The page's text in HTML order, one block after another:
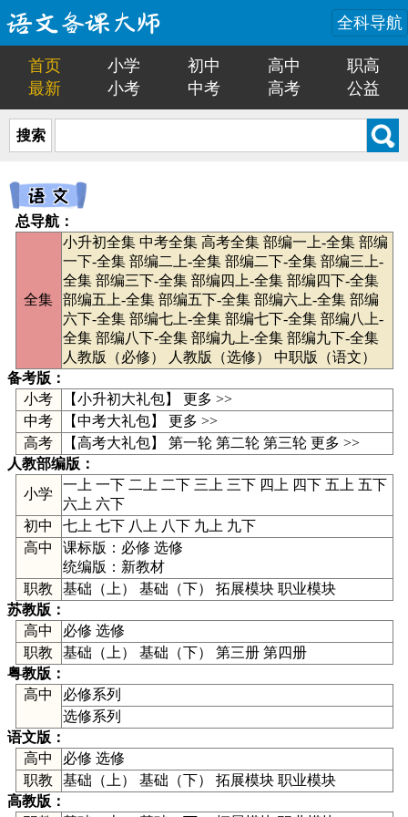
全科导航
首页 小学 初中 高中
职高
最新
小考 中考 高考 公益
搜索
总导航：
全集
小升初全集 中考全集 高考全集 部编一上-全集 部编
一下-全集 部编二上-全集 部编二下-全集 部编三上-
全集 部编三下-全集 部编四上-全集 部编四下-全集
部编五上-全集 部编五下-全集 部编六上-全集 部编
六下-全集 部编七上-全集 部编七下-全集 部编八上-
全集 部编八下-全集 部编九上-全集 部编九下-全集
人教版（必修）
人教版（选修）
中职版（语文）
备考版：
小考
【小升初大礼包】 更多 >>
中考
【中考大礼包】 更多 >>
高考
【高考大礼包】 第一轮 第二轮 第三轮 更多 >>
人教部编版 ：
小学
一上 一下 二上 二下 三上 三下 四上 四下 五上 五下
六上 六下
初中
七上 七下 八上 八下 九上 九下
高中
课标版： 必修 选修
统编版： 新教材
职教
基础（上） 基础（下） 拓展模块 职业模块
苏教版 ：
高中
必修 选修
职教
基础（上） 基础（下） 第三册 第四册
粤教版 ：
高中
必修系列
选修系列
语文版 ：
高中
必修 选修
职教
基础（上） 基础（下） 拓展模块 职业模块
高教版 ：